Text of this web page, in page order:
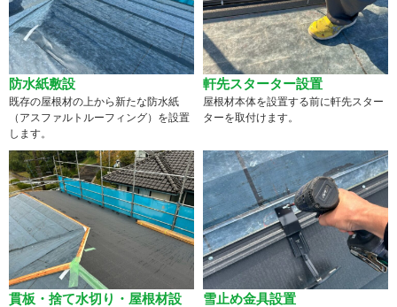
防水紙敷設
既存の屋根材の上から新たな防水紙
（アスファルトルーフィング）を設置
します。
軒先スターター設置
屋根材本体を設置する前に軒先スター
ターを取付けます。
貫板・捨て水切り・屋根材設
雪止め金具設置